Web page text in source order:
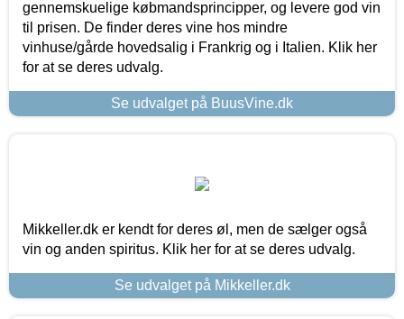
gennemskuelige købmandsprincipper, og levere god vin
til prisen. De finder deres vine hos mindre
vinhuse/gårde hovedsalig i Frankrig og i Italien. Klik her
for at se deres udvalg.
Se udvalget på BuusVine.dk
Mikkeller.dk er kendt for deres øl, men de sælger også
vin og anden spiritus. Klik her for at se deres udvalg.
Se udvalget på Mikkeller.dk